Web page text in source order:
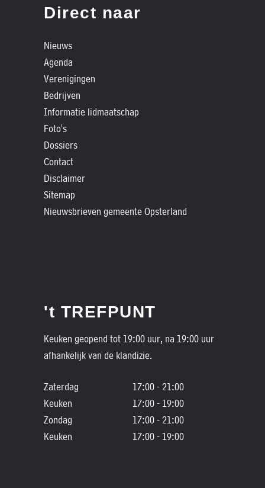
Direct naar
Nieuws
Agenda
Verenigingen
Bedrijven
Informatie lidmaatschap
Foto's
Dossiers
Contact
Disclaimer
Sitemap
Nieuwsbrieven gemeente Opsterland
't TREFPUNT
Keuken geopend tot 19:00 uur, na 19:00 uur
afhankelijk van de klandizie.
Zaterdag
17:00 - 21:00
Keuken
17:00 - 19:00
Zondag
17:00 - 21:00
Keuken
17:00 - 19:00
Historische
Dossiers
Contact
Nieuwsbrieven
gemeente
Opsterland